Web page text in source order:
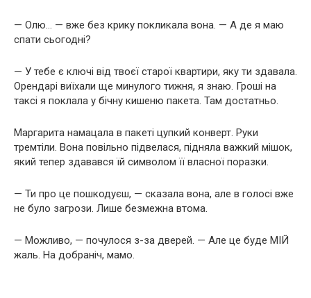
— Олю… — вже без крику покликала вона. — А де я маю
спати сьогодні?
— У тебе є ключі від твоєї старої квартири, яку ти здавала.
Орендарі виїхали ще минулого тижня, я знаю. Гроші на
таксі я поклала у бічну кишеню пакета. Там достатньо.
Маргарита намацала в пакеті цупкий конверт. Руки
тремтіли. Вона повільно підвелася, підняла важкий мішок,
який тепер здавався їй символом її власної поразки.
— Ти про це пошкодуєш, — сказала вона, але в голосі вже
не було загрози. Лише безмежна втома.
— Можливо, — почулося з-за дверей. — Але це буде МІЙ
жаль. На добраніч, мамо.